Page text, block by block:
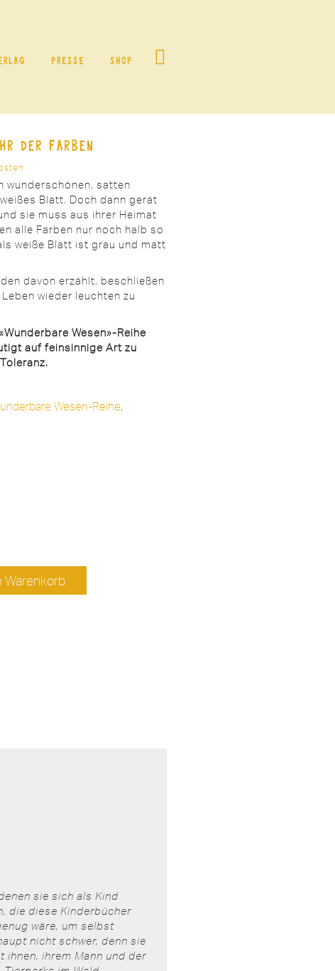
Presse Shop
der Farben
wunderschönen, satten
Blatt. Doch dann gerät
sie muss aus ihrer Heimat
alle Farben nur noch halb so
weiße Blatt ist grau und matt
davon erzählt, beschließen
wieder leuchten zu
Wesen»-Reihe
auf feinsinnige Art zu
Wesen-Reihe,
Warenkorb
sie sich als Kind
die diese Kinderbücher
wäre, um selbst
nicht schwer, denn sie
ihnen, ihrem Mann und der